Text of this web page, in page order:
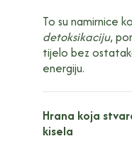
To su namirnice
detoksikaciju,
tijelo bez
energiju.
Hrana koja
kisela